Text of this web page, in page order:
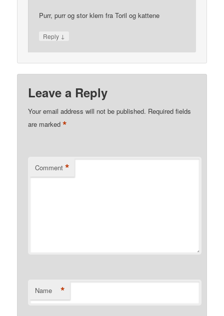
Purr, purr og stor klem fra Toril og kattene
Reply ↓
Leave a Reply
Your email address will not be published. Required fields
are marked*
Comment *
Name *